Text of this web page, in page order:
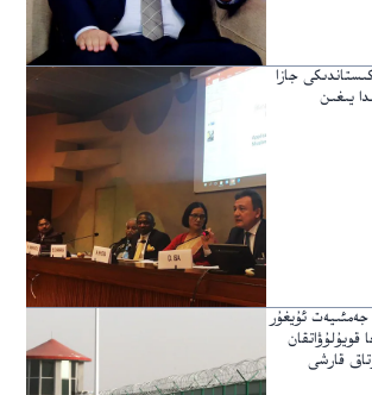
جازا
يىغىن
جەمئىيەت ئۇيغۇر
قويۇلۇۋاتقان
قارشى